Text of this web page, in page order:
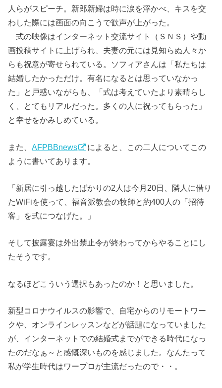
人らがスピーチ。新郎新婦は時に涙を浮かべ、キスを交
わした際には画面の向こうで歓声が上がった。
式の映像はインターネット交流サイト（ＳＮＳ）や動
画投稿サイトに上げられ、夫妻の元には見知らぬ人々か
らも祝意が寄せられている。ソフィアさんは「私たちは
結婚したかっただけ。有名になるとは思っていなかっ
た」と戸惑いながらも、「式は考えていたより素晴らし
く、とてもリアルだった。多くの人に祝ってもらった」
と幸せをかみしめている。
また、 AFPBBnews
によると、この二人についてこの
ように書いてあります。
「新居に引っ越したばかりの2人は今月20日、隣人に借り
たWiFiを使って、福音派教会の牧師と約400人の「招待
客」を式につなげた。」
そして披露宴は外出禁止令が終わってからやることにし
たそうです。
なるほどこういう選択もあったのか！と思いました。
新型コロナウイルスの影響で、自宅からのリモートワー
クや、オンラインレッスンなどが話題になっていました
が、インターネットでの結婚式までができる時代になっ
たのだなぁ～と感慨深いものを感じました。なんたって
私が学生時代はワープロが主流だったので・・。